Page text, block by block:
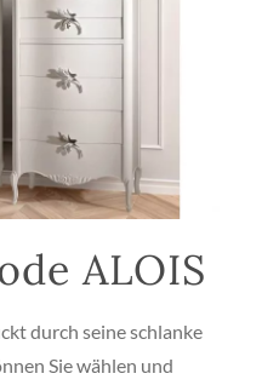
ALOIS
durch seine schlanke
Sie wählen und